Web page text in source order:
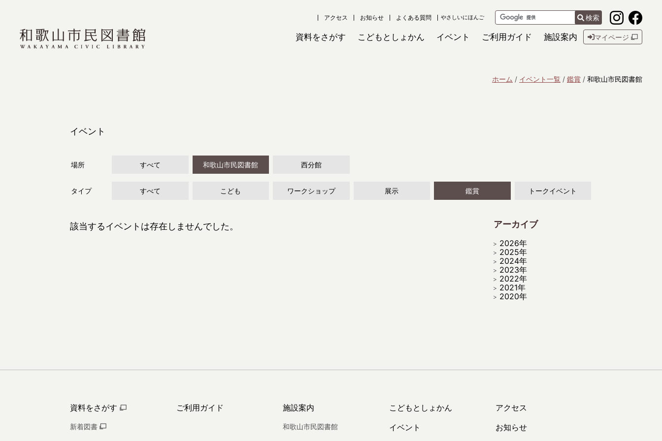
アクセス お知らせ よくある質問 やさしいにほんご 検索
資料をさがす こどもとしょかん イベント ご利用ガイド 施設案内 マイページ
ホーム イベント一覧 鑑賞 和歌山市民図書館
イベント
場所 すべて 和歌山市民図書館 西分館
タイプ すべて こども ワークショップ 展示 鑑賞 トークイベント
該当するイベントは存在しませんでした。 アーカイブ
2026年
2025年
2024年
2023年
2022年
2021年
2020年
資料をさがす
新着図書
ご利用ガイド 施設案内
和歌山市民図書館
こどもとしょかん
イベント
アクセス
お知らせ